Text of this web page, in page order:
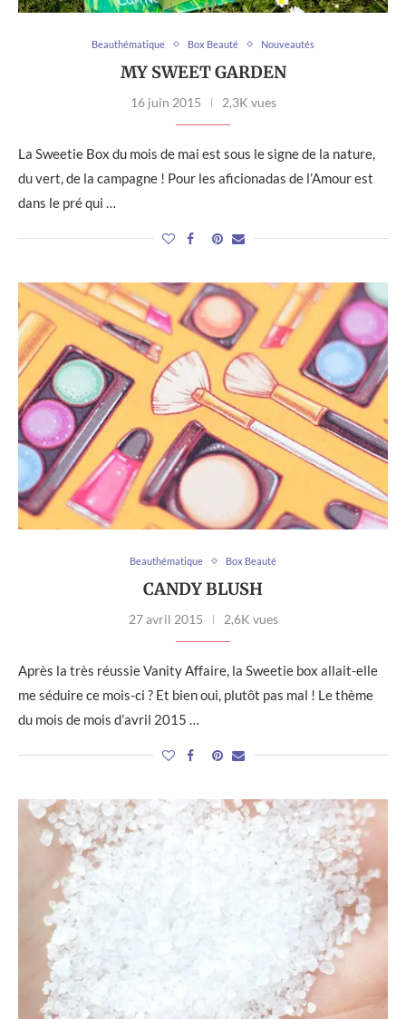
Beauthématique Box Beauté Nouveautés
MY SWEET GARDEN
16 juin 2015 2,3K vues
La Sweetie Box du mois de mai est sous le signe de la nature,
du vert, de la campagne ! Pour les aficionadas de l’Amour est
dans le pré qui …
Beauthématique Box Beauté
CANDY BLUSH
27 avril 2015 2,6K vues
Après la très réussie Vanity Affaire, la Sweetie box allait-elle
me séduire ce mois-ci ? Et bien oui, plutôt pas mal ! Le thème
du mois de mois d’avril 2015 …